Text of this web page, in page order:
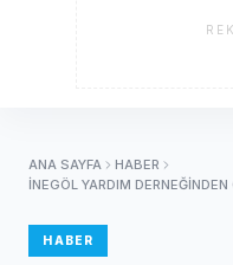
ANA SAYFA
HABER
İNEGÖL YARDIM
HABER